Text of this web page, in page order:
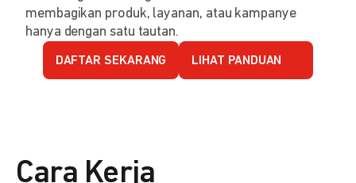
membagikan produk, layanan, atau kampanye
hanya dengan satu tautan.
DAFTAR SEKARANG LIHAT PANDUAN
Cara Kerja